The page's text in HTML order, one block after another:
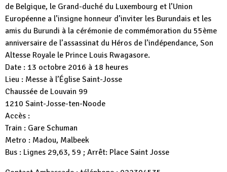
de Belgique, le Grand-duché du Luxembourg et l’Union
Européenne a l’insigne honneur d’inviter les Burundais et les
amis du Burundi à la cérémonie de commémoration du 55ème
anniversaire de l’assassinat du Héros de l’indépendance, Son
Altesse Royale le Prince Louis Rwagasore.
Date : 13 octobre 2016 à 18 heures
Lieu : Messe à l’Église Saint-Josse
Chaussée de Louvain 99
1210 Saint-Josse-ten-Noode
Accès :
Train : Gare Schuman
Metro : Madou, Malbeek
Bus : Lignes 29,63, 59 ; Arrêt: Place Saint Josse